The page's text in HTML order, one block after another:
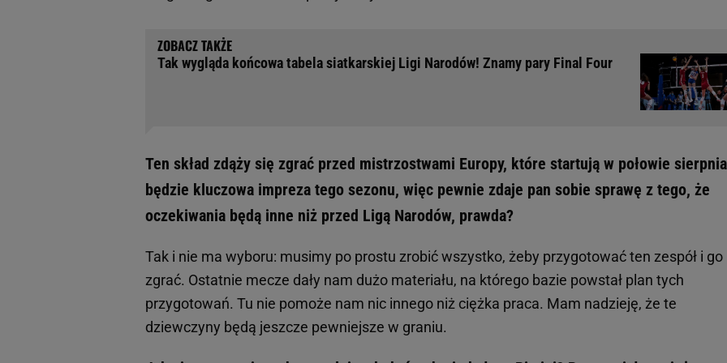
Tak wygląda końcowa tabela siatkarskiej Ligi Narodów! Znamy pary Final Four
Ten skład zdąży się zgrać przed mistrzostwami Europy, które startują w połowie
będzie kluczowa impreza tego sezonu, więc pewnie zdaje pan sobie sprawę z tego, że
oczekiwania będą inne niż przed Ligą Narodów, prawda?
Tak i nie ma wyboru: musimy po prostu zrobić wszystko, żeby przygotować ten zespół i go
zgrać. Ostatnie mecze dały nam dużo materiału, na którego bazie powstał plan tych
przygotowań. Tu nie pomoże nam nic innego niż ciężka praca. Mam nadzieję, że te
dziewczyny będą jeszcze pewniejsze w graniu.